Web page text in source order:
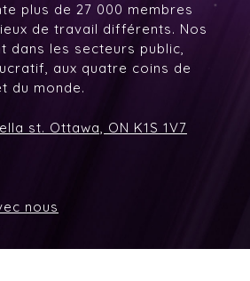
plus de 27 000 membres
de travail différents. Nos
dans les secteurs public,
aux quatre coins de
du monde.
st. Ottawa, ON K1S 1V7
nous